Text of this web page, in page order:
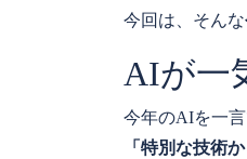
今回は、そんな
AIが一
今年のAIを一言
「特別な技術